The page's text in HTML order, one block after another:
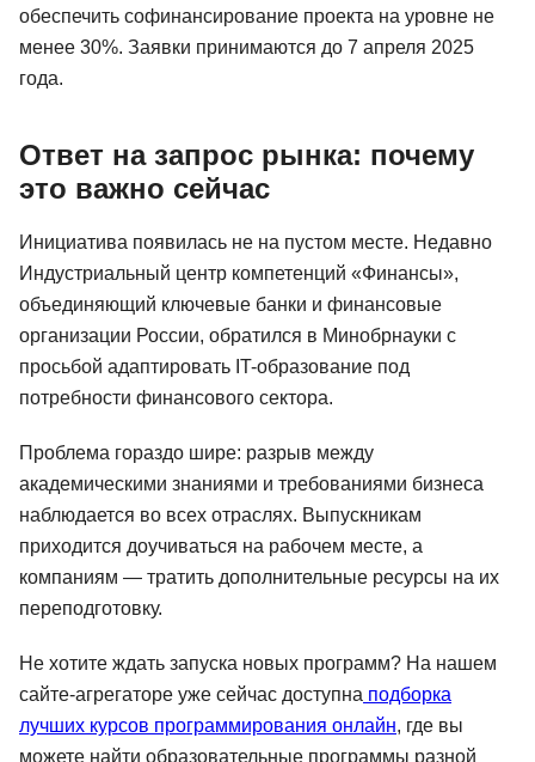
обеспечить софинансирование проекта на уровне не
менее 30%. Заявки принимаются до 7 апреля 2025
года.
Ответ на запрос рынка: почему
это важно сейчас
Инициатива появилась не на пустом месте. Недавно
Индустриальный центр компетенций «Финансы»,
объединяющий ключевые банки и финансовые
организации России, обратился в Минобрнауки с
просьбой адаптировать IT-образование под
потребности финансового сектора.
Проблема гораздо шире: разрыв между
академическими знаниями и требованиями бизнеса
наблюдается во всех отраслях. Выпускникам
приходится доучиваться на рабочем месте, а
компаниям — тратить дополнительные ресурсы на их
переподготовку.
Не хотите ждать запуска новых программ? На нашем
сайте-агрегаторе уже сейчас доступна подборка
лучших курсов программирования онлайн, где вы
можете найти образовательные программы разной